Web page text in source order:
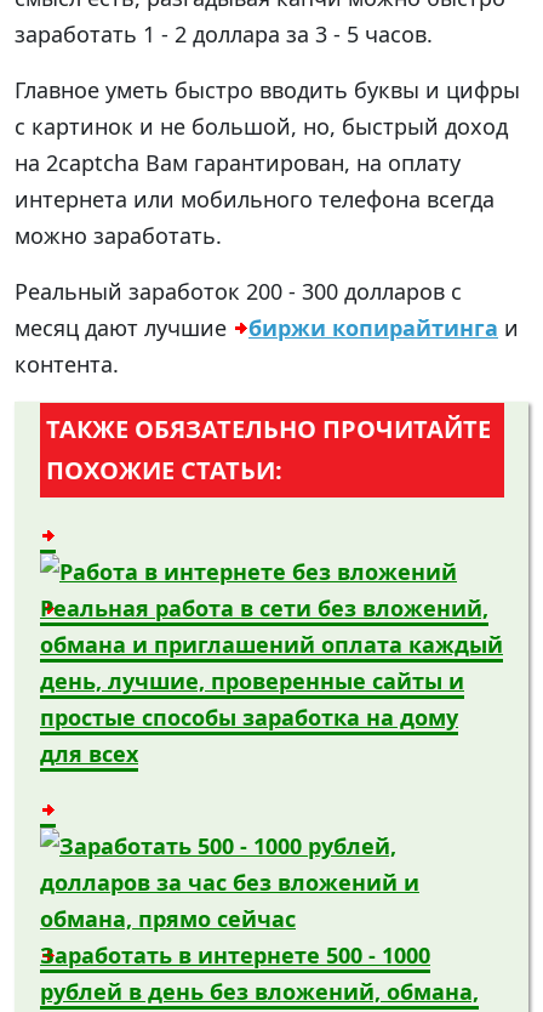
заработать 1 - 2 доллара за 3 - 5 часов.
Главное уметь быстро вводить буквы и цифры
с картинок и не большой, но, быстрый доход
на 2captcha Вам гарантирован, на оплату
интернета или мобильного телефона всегда
можно заработать.
Реальный заработок 200 - 300 долларов с
месяц дают лучшие
биржи копирайтинга и
контента.
ТАКЖЕ ОБЯЗАТЕЛЬНО ПРОЧИТАЙТЕ
ПОХОЖИЕ СТАТЬИ:
Реальная работа в сети без вложений,
обмана и приглашений оплата каждый
день, лучшие, проверенные сайты и
простые способы заработка на дому
для всех
Заработать в интернете 500 - 1000
рублей в день без вложений, обмана,